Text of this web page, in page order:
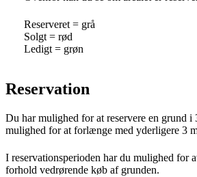
Reserveret = grå
Solgt = rød
Ledigt = grøn
Reservation
Du har mulighed for at reservere en grund i
mulighed for at forlænge med yderligere 3
I reservationsperioden har du mulighed for
forhold vedrørende køb af grunden.